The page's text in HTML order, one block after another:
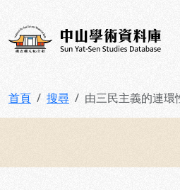
中山學術資料
首頁 搜尋 由三民主義的連